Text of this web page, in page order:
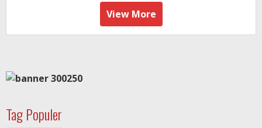
View More
Tag Populer